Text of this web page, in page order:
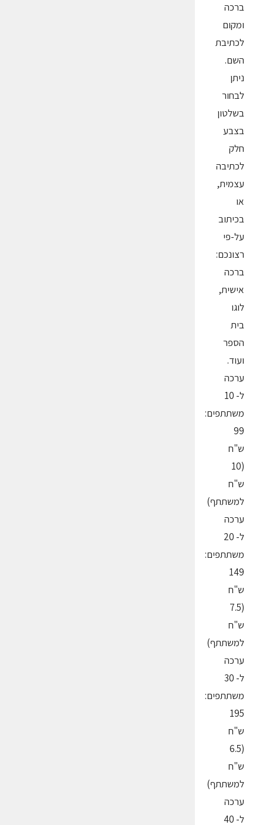
ברכה
ומקום
לכתיבת
השם.
ניתן
לבחור
בשלטון
בצבע
חלק
לכתיבה
עצמית,
או
בכיתוב
על-פי
רצונכם:
ברכה
אישית,
לוגו
בית
הספר
ועוד.
ערכה
ל- 10
משתתפים:
99
ש"ח
(10
ש"ח
למשתתף)
ערכה
ל- 20
משתתפים:
149
ש"ח
(7.5
ש"ח
למשתתף)
ערכה
ל- 30
משתתפים:
195
ש"ח
(6.5
ש"ח
למשתתף)
ערכה
ל- 40